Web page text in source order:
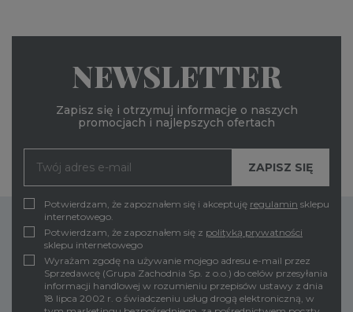
NEWSLETTER
Zapisz się i otrzymuj informacje o naszych
promocjach i najlepszych ofertach
Potwierdzam, że zapoznałem się i akceptuję regulamin sklepu
internetowego.
Potwierdzam, że zapoznałem się z polityką prywatności
sklepu internetowego
Wyrażam zgodę na używanie mojego adresu e-mail przez
Sprzedawcę (Grupa Zachodnia Sp. z o.o.) do celów przesyłania
informacji handlowej w rozumieniu przepisów ustawy z dnia
18 lipca 2002 r. o świadczeniu usług drogą elektroniczną, w